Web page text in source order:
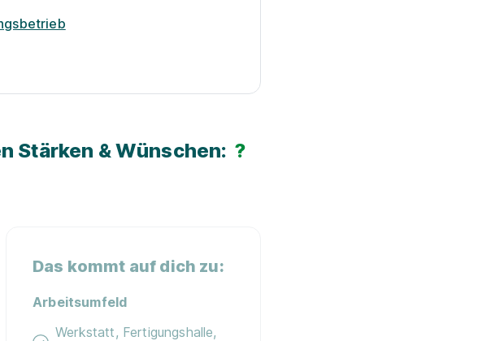
Stärken & Wünschen: ?
Das kommt auf dich zu:
Arbeitsumfeld
Werkstatt, Fertigungshalle,